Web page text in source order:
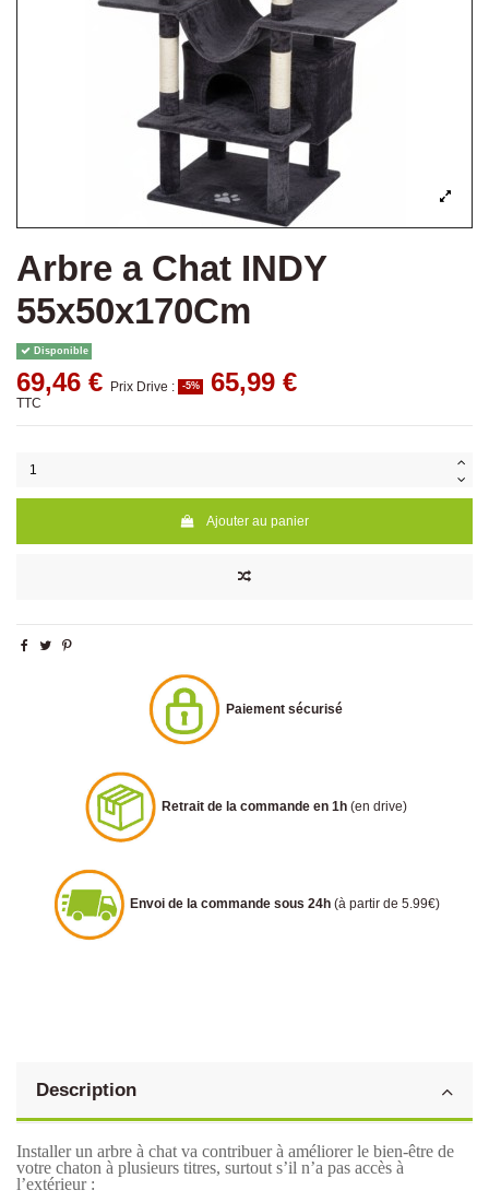
Arbre a Chat INDY
55x50x170Cm
Disponible
69,46 € Prix Drive : -5% 65,99 €
TTC
Ajouter au panier
Paiement sécurisé
Retrait de la commande en 1h (en drive)
Envoi de la commande sous 24h (à partir de 5.99€)
Description
Installer un arbre à chat va contribuer à améliorer le bien-être de
votre chaton à plusieurs titres, surtout s’il n’a pas accès à
l’extérieur :